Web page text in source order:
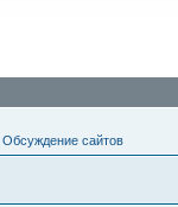
Обсуждение сайтов